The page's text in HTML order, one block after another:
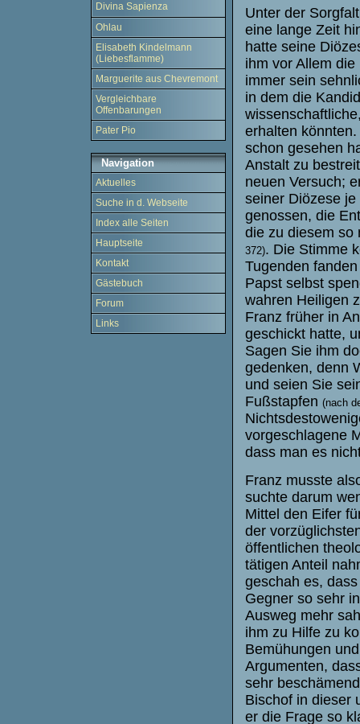
Divina Sapienza
Ohlau
Elisabeth Kindelmann
(Liebesflamme)
Marguerite aus Chevremont
Vergleichbare
Offenbarungen
Pater Pio
Navigation
Aktuelles
Suche in d. Webseite
Index alle Seiten
Hauptseite
Kontakt
Gästebuch
Forum
Links
Unter der
eine lange Zeit
hatte seine
ihm vor Allem
immer sein
in dem die
erhalten
schon gesehen
Anstalt zu
neuen Versuch;
seiner Diözese
genossen, die
die zu diesem so
372). Die Stimme
Tugenden
Papst selbst
wahren Heiligen
Franz früher in
geschickt hatte,
Sagen Sie ihm
gedenken, denn
und seien Sie
Fußstapfen (nach
vorgeschlagene
dass man es
Franz musste
suchte darum
Mittel den Eifer
der
öffentlichen
tätigen Anteil
geschah es,
Gegner so sehr
Ausweg mehr
ihm zu Hilfe zu
Bemühungen
Argumenten,
sehr
Bischof in dieser
er die Frage so